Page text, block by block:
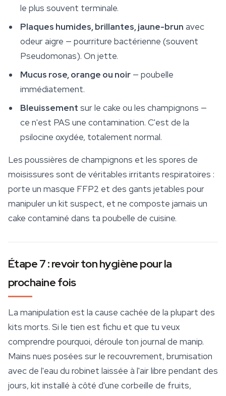
le plus souvent terminale.
Plaques humides, brillantes, jaune-brun avec
odeur aigre — pourriture bactérienne (souvent
Pseudomonas). On jette.
Mucus rose, orange ou noir — poubelle
immédiatement.
Bleuissement sur le cake ou les champignons —
ce n'est PAS une contamination. C'est de la
psilocine oxydée, totalement normal.
Les poussières de champignons et les spores de
moisissures sont de véritables irritants respiratoires :
porte un masque FFP2 et des gants jetables pour
manipuler un kit suspect, et ne composte jamais un
cake contaminé dans ta poubelle de cuisine.
Étape 7 : revoir ton hygiène pour la
prochaine fois
La manipulation est la cause cachée de la plupart des
kits morts. Si le tien est fichu et que tu veux
comprendre pourquoi, déroule ton journal de manip.
Mains nues posées sur le recouvrement, brumisation
avec de l'eau du robinet laissée à l'air libre pendant des
jours, kit installé à côté d'une corbeille de fruits,